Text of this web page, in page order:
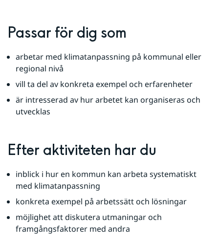
Passar för dig som
arbetar med klimatanpassning på kommunal eller
regional nivå
vill ta del av konkreta exempel och erfarenheter
är intresserad av hur arbetet kan organiseras och
utvecklas
Efter aktiviteten har du
inblick i hur en kommun kan arbeta systematiskt
med klimatanpassning
konkreta exempel på arbetssätt och lösningar
möjlighet att diskutera utmaningar och
framgångsfaktorer med andra